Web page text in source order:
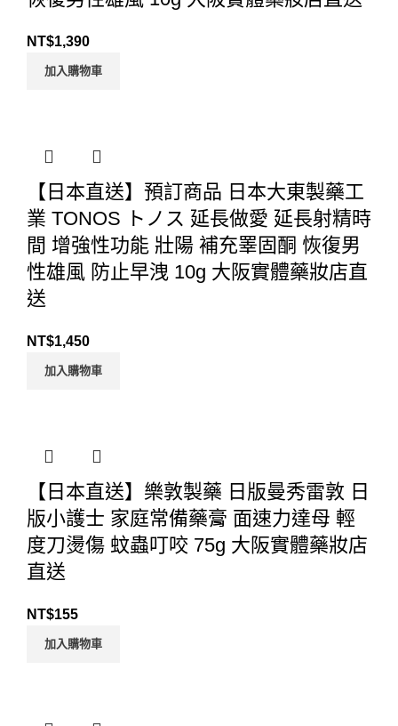
NT$1,390
加入購物車
【日本直送】預訂商品 日本大東製藥工
業 TONOS トノス 延長做愛 延長射精時
間 增強性功能 壯陽 補充睪固酮 恢復男
性雄風 防止早洩 10g 大阪實體藥妝店直
送
NT$1,450
加入購物車
【日本直送】樂敦製藥 日版曼秀雷敦 日
版小護士 家庭常備藥膏 面速力達母 輕
度刀燙傷 蚊蟲叮咬 75g 大阪實體藥妝店
直送
NT$155
加入購物車